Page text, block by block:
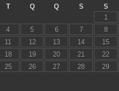
T Q Q S S
1
4 5 6 7 8
11 12 13 14 15
18 19 20 21 22
25 26 27 28 29